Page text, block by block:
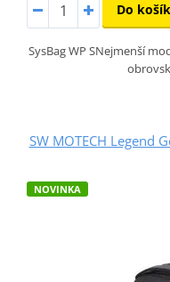
Do
SysBag WP SNejmenší
SW MOTECH Legend
NOVINKA